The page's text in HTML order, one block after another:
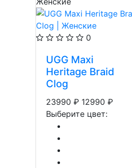
0
UGG Maxi
Heritage Braid
Clog
23990 ₽ 12990 ₽
Выберите цвет: